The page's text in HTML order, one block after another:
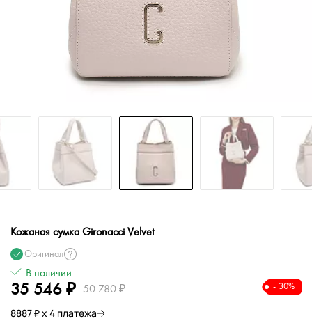
Кожаная сумка Gironacci Velvet
Оригинал
В наличии
35 546 ₽ 50 780 ₽ - 30%
8887 ₽ х 4 платежа